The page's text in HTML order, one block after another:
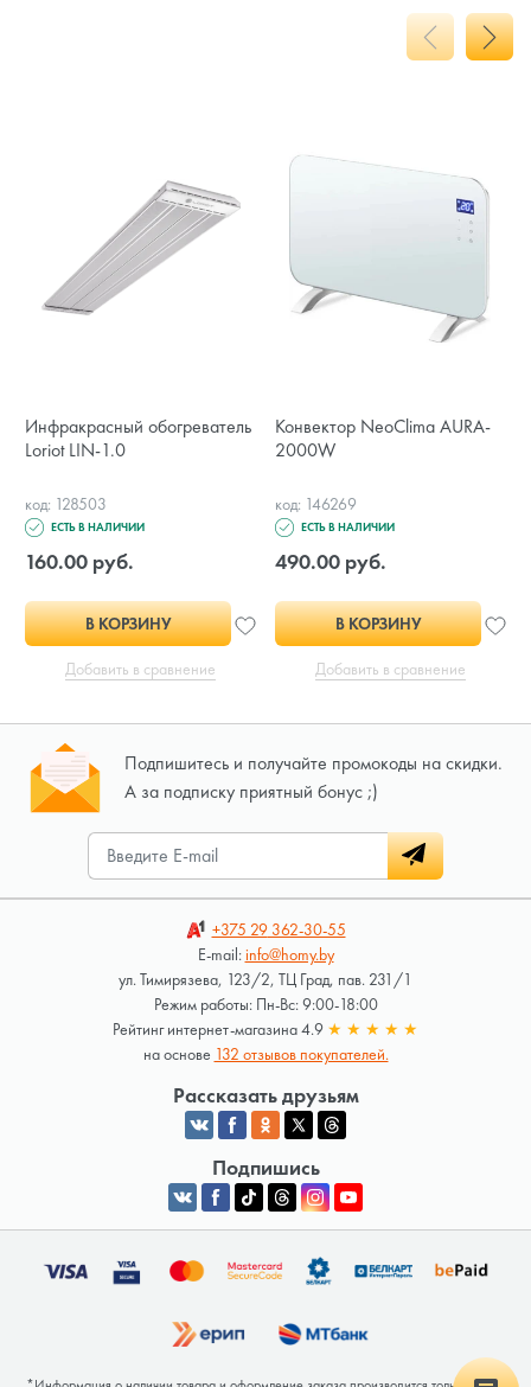
Инфракрасный обогреватель
Loriot LIN-1.0
код: 128503
ЕСТЬ В НАЛИЧИИ
160.00 руб.
В КОРЗИНУ
Добавить в сравнение
Конвектор NeoClima AURA-
2000W
код: 146269
ЕСТЬ В НАЛИЧИИ
490.00 руб.
В КОРЗИНУ
Добавить в сравнение
Подпишитесь и получайте промокоды на скидки.
А за подписку приятный бонус ;)
+375 29362-30-55
E-mail:info@homy.by
ул. Тимирязева, 123/2, ТЦ Град, пав. 231/1
Режим работы: Пн-Вс: 9:00-18:00
Рейтинг интернет-магазина 4.9 ★ ★ ★ ★ ★
на основе 132 отзывов покупателей.
Рассказать друзьям
Подпишись